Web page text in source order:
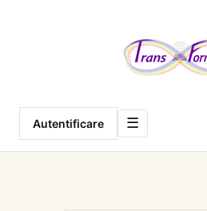
Autentificare ☰